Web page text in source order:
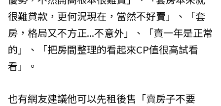
很難貸款，更何況現在，當然不好賣」、「套
房，格局又不方正...不意外」、「賣一年是正常
的」、「把房間整理的看起來CP值很高試看
看」。
也有網友建議他可以先租後售「賣房子不要